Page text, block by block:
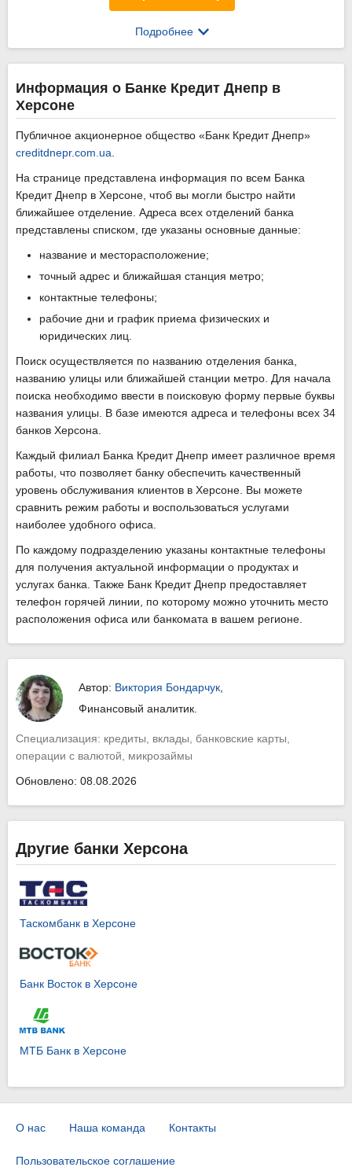
Подробнее
Информация о Банке Кредит Днепр в
Херсоне
Публичное акционерное общество «Банк Кредит Днепр»
creditdnepr.com.ua
На странице представлена информация по всем Банка
Кредит Днепр в Херсоне, чтоб вы могли быстро найти
ближайшее отделение. Адреса всех отделений банка
представлены списком, где указаны основные данные:
название и месторасположение;
точный адрес и ближайшая станция метро;
контактные телефоны;
рабочие дни и график приема физических и
юридических лиц.
Поиск осуществляется по названию отделения банка,
названию улицы или ближайшей станции метро. Для начала
поиска необходимо ввести в поисковую форму первые буквы
названия улицы. В базе имеются адреса и телефоны всех 34
банков Херсона.
Каждый филиал Банка Кредит Днепр имеет различное время
работы, что позволяет банку обеспечить качественный
уровень обслуживания клиентов в Херсоне. Вы можете
сравнить режим работы и воспользоваться услугами
наиболее удобного офиса.
По каждому подразделению указаны контактные телефоны
для получения актуальной информации о продуктах и
услугах банка. Также Банк Кредит Днепр предоставляет
телефон горячей линии, по которому можно уточнить место
расположения офиса или банкомата в вашем регионе.
Автор: Виктория Бондарчук
Финансовый аналитик.
Специализация: кредиты, вклады, банковские карты,
операции с валютой, микрозаймы
Обновлено: 08.08.2026
Другие банки Херсона
Таскомбанк в Херсоне
Банк Восток в Херсоне
МТБ Банк в Херсоне
О нас Наша команда Контакты
Пользовательское соглашение